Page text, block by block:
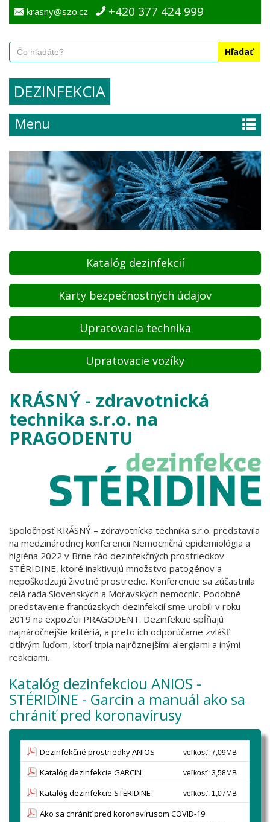
krasny@szo.cz +420 377 424 999
Hľadať
DEZINFEKCIA
Menu
Katalóg dezinfekcií
Karty bezpečnostných údajov
Upratovacia technika
Upratovacie vozíky
KRÁSNÝ - zdravotnická
technika s.r.o. na
PRAGODENTU
Spoločnosť KRÁSNÝ – zdravotnícka technika s.r.o. predstavila
na medzinárodnej konferencii Nemocničná epidemiológia a
higiéna 2022 v Brne rád dezinfekčných prostriedkov
STÉRIDINE, ktoré inaktivujú množstvo patogénov a
nepoškodzujú životné prostredie. Konferencie sa zúčastnila
celá rada Slovenských a Moravských nemocníc. Podobné
predstavenie francúzskych dezinfekcií sme urobili v roku
2019 na expozícii PRAGODENT. Dezinfekcie spĺňajú
najnáročnejšie kritériá, a preto ich odporúčame zvlášť
citlivým ľuďom, ktorí trpia najrôznejšími alergiami a inými
reakciami.
Katalóg dezinfekciou ANIOS -
STÉRIDINE - Garcin a manuál ako sa
chrániť pred koronavírusy
Dezinfekčné prostriedky ANIOS veľkosť: 7,09MB
Katalóg dezinfekcie GARCIN veľkosť: 3,58MB
Katalóg dezinfekcie STÉRIDINE veľkosť: 1,07MB
Ako sa chrániť pred koronavírusom COVID-19